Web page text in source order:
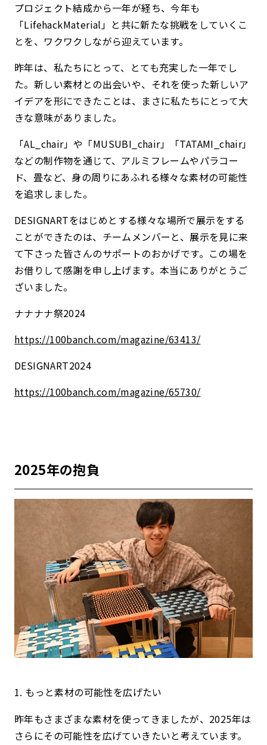
プロジェクト結成から一年が経ち、今年も
「LifehackMaterial」と共に新たな挑戦をしていくこ
とを、ワクワクしながら迎えています。
昨年は、私たちにとって、とても充実した一年でし
た。新しい素材との出会いや、それを使った新しいア
イデアを形にできたことは、まさに私たちにとって大
きな意味がありました。
「AL_chair」や「MUSUBI_chair」「TATAMI_chair」
などの制作物を通じて、アルミフレームやパラコー
ド、畳など、身の周りにあふれる様々な素材の可能性
を追求しました。
DESIGNARTをはじめとする様々な場所で展示をする
ことができたのは、チームメンバーと、展示を見に来
て下さった皆さんのサポートのおかげです。この場を
お借りして感謝を申し上げます。本当にありがとうご
ざいました。
ナナナナ祭2024
https://100banch.com/magazine/63413/
DESIGNART2024
https://100banch.com/magazine/65730/
2025年の抱負
1. もっと素材の可能性を広げたい
昨年もさまざまな素材を使ってきましたが、2025年は
さらにその可能性を広げていきたいと考えています。